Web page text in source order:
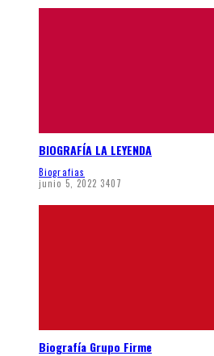
BIOGRAFÍA LA LEYENDA
Biografias
junio 5, 2022 3407
Biografía Grupo Firme